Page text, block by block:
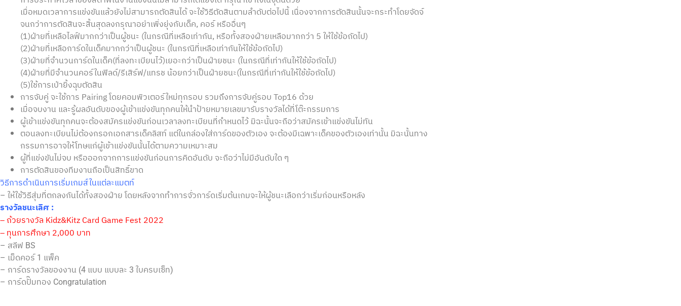
เมื่อหมดเวลาการแข่งขันแล้วยังไม่สามารถตัดสินได้ จะใช้วิธีตัดสินตามลำดับต่อไปนี้ เนื่องจากการตัดสินนั้นจะกระทำโดยจัดจ์
จนกว่าการตัดสินจะสิ้นสุดลงกรุณาอย่าเพิ่งยุ่งกับเด็ค, คอร์ หรืออื่นๆ
(1)ฝ่ายที่เหลือไลฟ์มากกว่าเป็นผู้ชนะ (ในกรณีที่เหลือเท่ากัน, หรือทั้งสองฝ่ายเหลือมากกว่า 5 ให้ใช้ข้อถัดไป)
(2)ฝ่ายที่เหลือการ์ดในเด็คมากกว่าเป็นผู้ชนะ (ในกรณีที่เหลือเท่ากันให้ใช้ข้อถัดไป)
(3)ฝ่ายที่จำนวนการ์ดในเด็ค(ที่ลงทะเบียนไว้)เยอะกว่าเป็นฝ่ายชนะ (ในกรณีที่เท่ากันให้ใช้ข้อถัดไป)
(4)ฝ่ายที่มีจำนวนคอร์ในฟิลด์/รีเสิร์ฟ/แทรช น้อยกว่าเป็นฝ่ายชนะ(ในกรณีที่เท่ากันให้ใช้ข้อถัดไป)
(5)ใช้การเป่ายิ้งฉุบตัดสิน
การจับคู่ จะใช้การ Pairing โดยคอมพิวเตอร์ใหม่ทุกรอบ รวมถึงการจับคู่รอบ Top16 ด้วย
เมื่อจบงาน และรู้ผลอันดับของผู้เข้าแข่งขันทุกคนให้นำป้ายหมายเลขมารับรางวัลได้ที่โต๊ะกรรมการ
ผู้เข้าแข่งขันทุกคนจะต้องสมัครแข่งขันก่อนเวลาลงทะเบียนที่กำหนดไว้ มิฉะนั้นจะถือว่าสมัครเข้าแข่งขันไม่ทัน
ตอนลงทะเบียนไม่ต้องกรอกเอกสารเด็คลิสท์ แต่ในกล่องใส่การ์ดของตัวเอง จะต้องมีเฉพาะเด็คของตัวเองเท่านั้น มิฉะนั้นทาง
กรรมการอาจให้โทษแก่ผู้เข้าแข่งขันนั้นได้ตามความเหมาะสม
ผู้ที่แข่งขันไม่จบ หรือออกจากการแข่งขันก่อนการคิดอันดับ จะถือว่าไม่มีอันดับใด ๆ
การตัดสินของทีมงานถือเป็นสิทธิ์ขาด
วิธีการดำเนินการเริ่มเกมส์ในแต่ละแมตท์
– ให้ใช้วิธีสุ่มที่ตกลงกันได้ทั้งสองฝ่าย โดยหลังจากทำการจั่วการ์ดเริ่มต้นเกมจะให้ผู้ชนะเลือกว่าเริ่มก่อนหรือหลัง
รางวัลชนะเลิศ :
– ถ้วยรางวัล Kidz&Kitz Card Game Fest 2022
– ทุนการศึกษา 2,000 บาท
– สลีฟ BS
– เม็ดคอร์ 1 แพ็ค
– การ์ดรางวัลของงาน (4 แบบ แบบละ 3 ใบครบเซ็ท)
– การ์ดปั๊มทอง Congratulation